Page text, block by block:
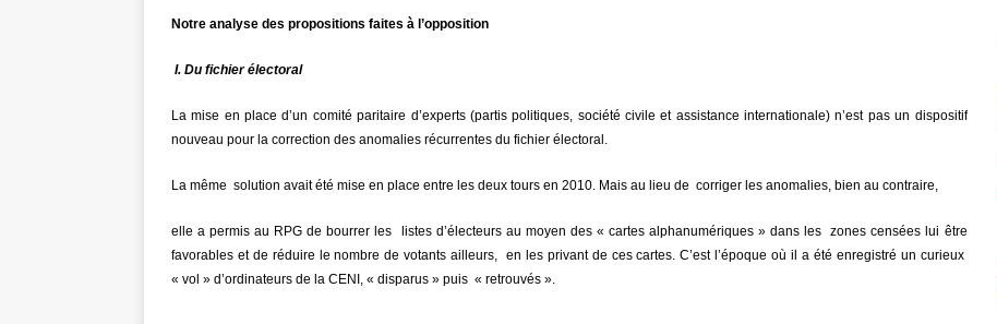
Notre analyse des propositions faites à l’opposition
I. Du fichier électoral
La mise en place d’un comité paritaire d’experts (partis politiques, société civile et assistance internationale) n’est pas un dispositif
nouveau pour la correction des anomalies récurrentes du fichier électoral.
La même solution avait été mise en place entre les deux tours en 2010. Mais au lieu de corriger les anomalies, bien au contraire,
elle a permis au RPG de bourrer les listes d’électeurs au moyen des « cartes alphanumériques » dans les zones censées lui être
favorables et de réduire le nombre de votants ailleurs, en les privant de ces cartes. C’est l’époque où il a été enregistré un curieux
« vol » d’ordinateurs de la CENI, « disparus » puis « retrouvés ».